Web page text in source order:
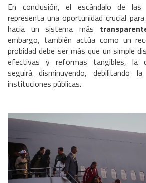
En conclusión, el escándalo de las
representa una oportunidad crucial
hacia un sistema más
embargo, también actúa como un
probidad debe ser más que un simple
efectivas y reformas tangibles, la
seguirá disminuyendo, debilitando
instituciones públicas.